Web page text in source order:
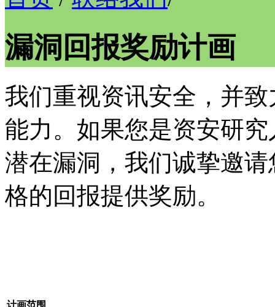
漏洞回报奖励计画
我们重视资讯安全，并
能力。如果您是资安研
潜在漏洞，我们诚挚邀
格的回报提供奖励。